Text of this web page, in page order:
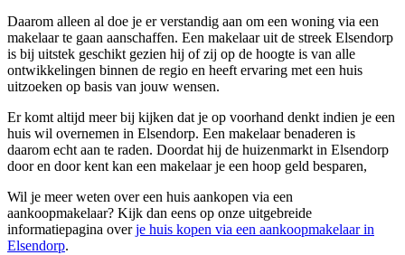
Daarom alleen al doe je er verstandig aan om een woning via een
makelaar te gaan aanschaffen. Een makelaar uit de streek Elsendorp
is bij uitstek geschikt gezien hij of zij op de hoogte is van alle
ontwikkelingen binnen de regio en heeft ervaring met een huis
uitzoeken op basis van jouw wensen.
Er komt altijd meer bij kijken dat je op voorhand denkt indien je een
huis wil overnemen in Elsendorp. Een makelaar benaderen is
daarom echt aan te raden. Doordat hij de huizenmarkt in Elsendorp
door en door kent kan een makelaar je een hoop geld besparen,
Wil je meer weten over een huis aankopen via een
aankoopmakelaar? Kijk dan eens op onze uitgebreide
informatiepagina overje huis kopen via een aankoopmakelaar in
Elsendorp.